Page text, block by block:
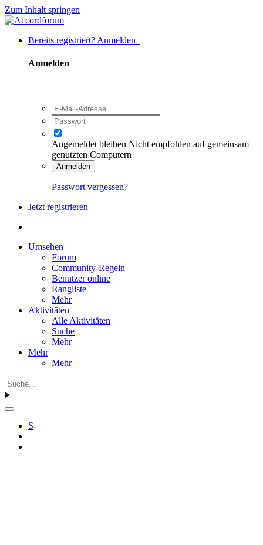
Zum Inhalt springen
Bereits registriert? Anmelden
Anmelden
Angemeldet bleiben Nicht empfohlen auf gemeinsam
genutzten Computern
Anmelden
Passwort vergessen?
Jetzt registrieren
Umsehen
Forum
Community-Regeln
Benutzer online
Rangliste
Mehr
Aktivitäten
Alle Aktivitäten
Suche
Mehr
Mehr
Mehr
S